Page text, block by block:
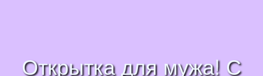
Открытка для мужа! С